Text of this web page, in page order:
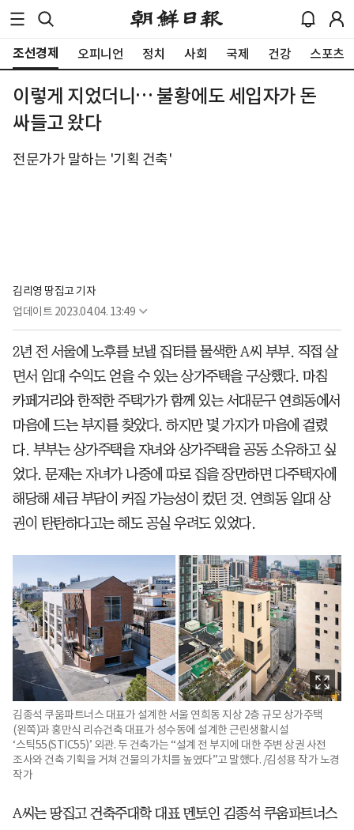
조선경제 오피니언 정치 사회 국제 건강 스포츠
이렇게 지었더니… 불황에도 세입자가 돈
싸들고 왔다
전문가가 말하는 '기획 건축'
김리영 땅집고 기자
업데이트 2023.04.04. 13:49
2년 전 서울에 노후를 보낼 집터를 물색한 A씨 부부. 직접 살
면서 임대 수익도 얻을 수 있는 상가주택을 구상했다. 마침
카페거리와 한적한 주택가가 함께 있는 서대문구 연희동에서
마음에 드는 부지를 찾았다. 하지만 몇 가지가 마음에 걸렸
다. 부부는 상가주택을 자녀와 상가주택을 공동 소유하고 싶
었다. 문제는 자녀가 나중에 따로 집을 장만하면 다주택자에
해당해 세금 부담이 커질 가능성이 컸던 것. 연희동 일대 상
권이 탄탄하다고는 해도 공실 우려도 있었다.
김종석 쿠움파트너스 대표가 설계한 서울 연희동 지상 2층 규모 상가주택
(왼쪽)과 홍만식 리슈건축 대표가 성수동에 설계한 근린생활시설
‘스틱55(STIC55)’ 외관. 두 건축가는 “설계 전 부지에 대한 주변 상권 사전
조사와 건축 기획을 거쳐 건물의 가치를 높였다”고 말했다. /김성용 작가 노경
작가
A씨는 땅집고 건축주대학 대표 멘토인 김종석 쿠움파트너스